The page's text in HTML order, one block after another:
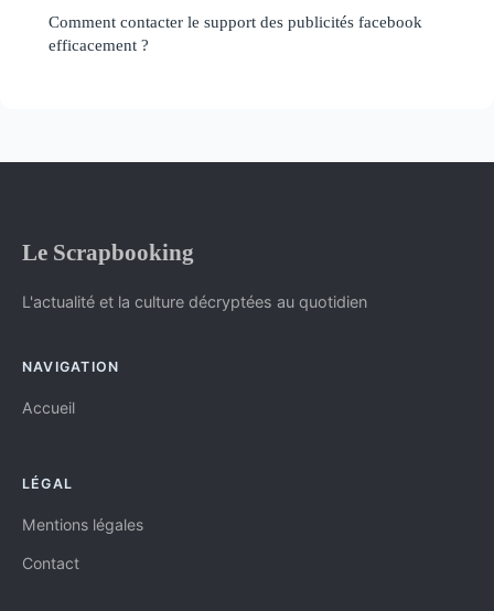
Comment contacter le support des publicités facebook
efficacement ?
Le Scrapbooking
L'actualité et la culture décryptées au quotidien
NAVIGATION
Accueil
LÉGAL
Mentions légales
Contact